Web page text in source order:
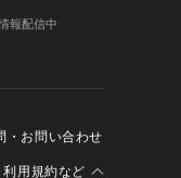
報配信中
・お問い合わせ
用規約など